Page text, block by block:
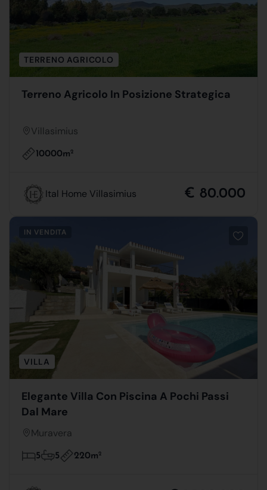
TERRENO AGRICOLO
Terreno Agricolo In Posizione Strategica
Villasimius
10000m2
Ital Home Villasimius € 80.000
IN VENDITA
VILLA
Elegante Villa Con Piscina A Pochi Passi
Dal Mare
Muravera
5 5 220m2